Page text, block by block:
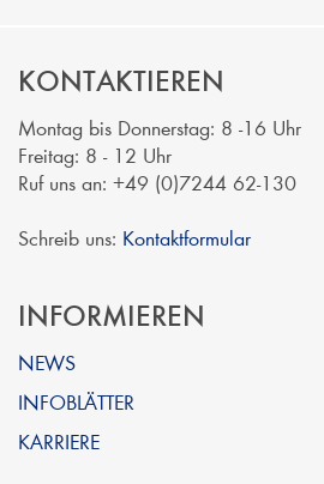
KONTAKTIEREN
Montag bis Donnerstag: 8 -16 Uhr
Freitag: 8 - 12 Uhr
Ruf uns an: +49 (0)7244 62-130
Schreib uns: Kontaktformular
INFORMIEREN
NEWS
INFOBLÄTTER
KARRIERE